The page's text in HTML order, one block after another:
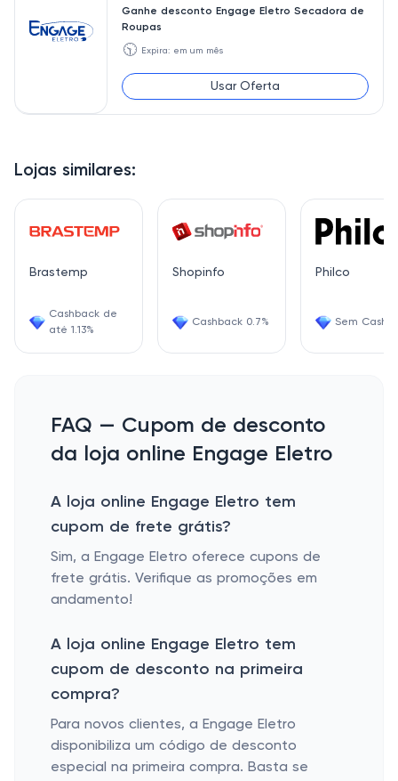
Lojas similares:
Brastemp
Cashback de
até 1.13%
Shopinfo
Cashback 0.7%
Philco
Sem
Ganhe desconto Engage Eletro Secadora de
Roupas
🕥 Expira: em um mês
Usar Oferta
FAQ — Cupom de desconto
da loja online Engage Eletro
A loja online Engage Eletro tem
cupom de frete grátis?
Sim, a Engage Eletro oferece cupons de
frete grátis. Verifique as promoções em
andamento!
A loja online Engage Eletro tem
cupom de desconto na primeira
compra?
Para novos clientes, a Engage Eletro
disponibiliza um código de desconto
especial na primeira compra. Basta se